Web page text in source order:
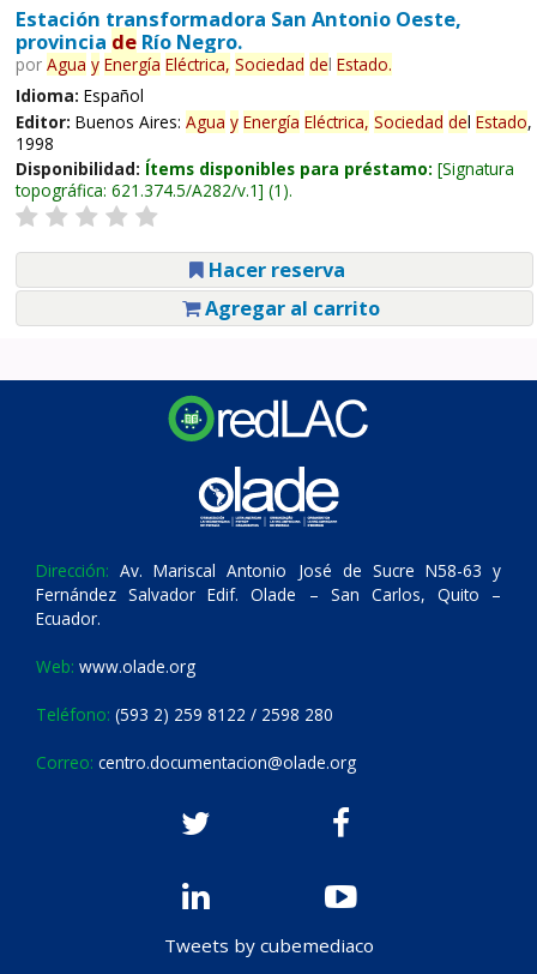
Estación transformadora San Antonio Oeste,
provincia deRío Negro.
por Agua y Energía Eléctrica, Sociedad del Estado.
Idioma: Español
Editor: Buenos Aires: Agua y Energía Eléctrica, Sociedad del Estado,
1998
Disponibilidad: Ítems disponibles para préstamo: Signatura
topográfica: 621.374.5/A282/v.1 (1).
Hacer reserva
Agregar al carrito
Dirección: Av. Mariscal Antonio José de Sucre N58-63 y
Fernández Salvador Edif. Olade – San Carlos, Quito –
Ecuador.
Web: www.olade.org
Teléfono: (593 2) 259 8122 / 2598 280
Correo: centro.documentacion@olade.org
Tweets by cubemediaco